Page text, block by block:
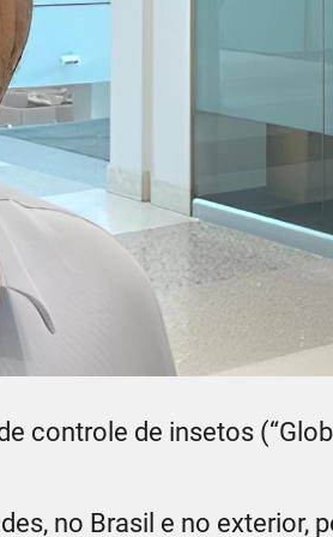
controle de insetos
no Brasil e no exterior,